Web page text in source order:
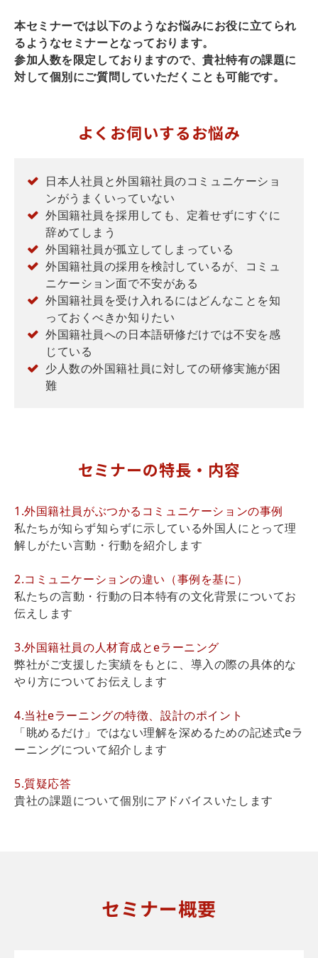
本セミナーでは以下のようなお悩みにお役に立てられ
るようなセミナーとなっております。
参加人数を限定しておりますので、貴社特有の課題に
対して個別にご質問していただくことも可能です。
よくお伺いするお悩み
日本人社員と外国籍社員のコミュニケーショ
ンがうまくいっていない
外国籍社員を採用しても、定着せずにすぐに
辞めてしまう
外国籍社員が孤立してしまっている
外国籍社員の採用を検討しているが、コミュ
ニケーション面で不安がある
外国籍社員を受け入れるにはどんなことを知
っておくべきか知りたい
外国籍社員への日本語研修だけでは不安を感
じている
少人数の外国籍社員に対しての研修実施が困
難
セミナーの特長・内容
1.外国籍社員がぶつかるコミュニケーションの事例
私たちが知らず知らずに示している外国人にとって理
解しがたい言動・行動を紹介します
2.コミュニケーションの違い（事例を基に）
私たちの言動・行動の日本特有の文化背景についてお
伝えします
3.外国籍社員の人材育成とeラーニング
弊社がご支援した実績をもとに、導入の際の具体的な
やり方についてお伝えします
4.当社eラーニングの特徴、設計のポイント
「眺めるだけ」ではない理解を深めるための記述式eラ
ーニングについて紹介します
5.質疑応答
貴社の課題について個別にアドバイスいたします
セミナー概要